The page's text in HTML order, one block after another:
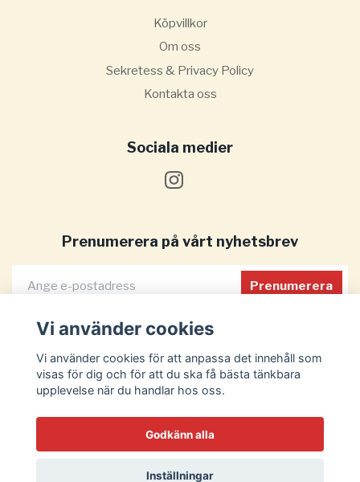
Köpvillkor
Om oss
Sekretess & Privacy Policy
Kontakta oss
Sociala medier
Prenumerera på vårt nyhetsbrev
Prenumerera
Vi använder cookies
Vi använder cookies för att anpassa det innehåll som
visas för dig och för att du ska få bästa tänkbara
upplevelse när du handlar hos oss.
Godkänn alla
Inställningar